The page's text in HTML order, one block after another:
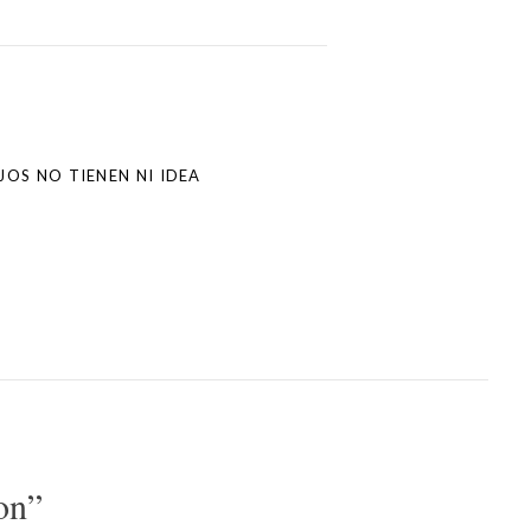
NO TIENEN NI IDEA
”